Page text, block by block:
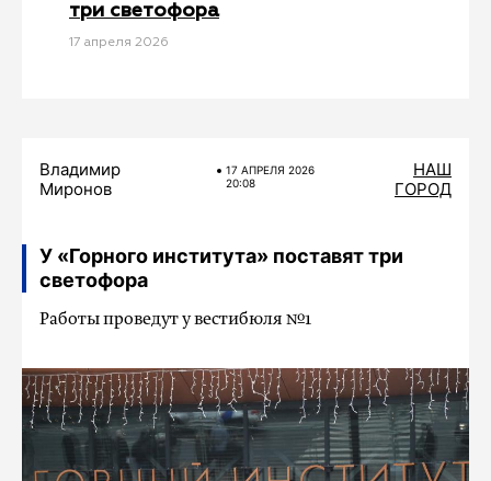
три светофора
17 апреля 2026
Владимир
Миронов
17 АПРЕЛЯ 2026
20:08
НАШ
ГОРОД
У «Горного института» поставят три
светофора
Работы проведут у вестибюля №1